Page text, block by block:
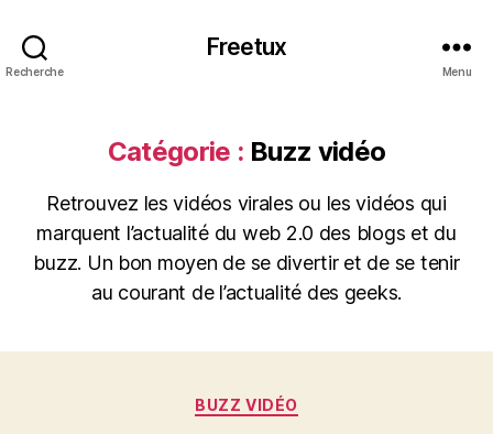
Recherche
Freetux
Menu
Catégorie : Buzz vidéo
Retrouvez les vidéos virales ou les vidéos qui
marquent l’actualité du web 2.0 des blogs et du
buzz. Un bon moyen de se divertir et de se tenir
au courant de l’actualité des geeks.
Catégories
BUZZ VIDÉO